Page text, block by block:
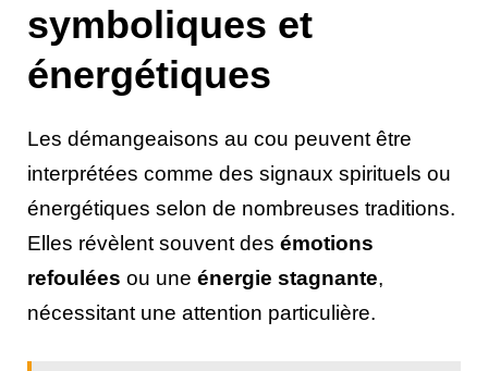
symboliques et
énergétiques
Les démangeaisons au cou peuvent être
interprétées comme des signaux spirituels ou
énergétiques selon de nombreuses traditions.
Elles révèlent souvent des émotions
refoulées ou une énergie stagnante,
nécessitant une attention particulière.